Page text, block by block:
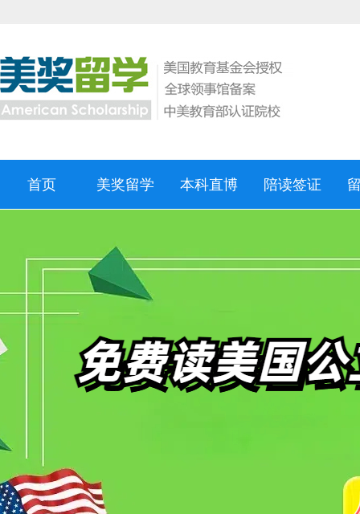
首页 美奖留学 本科直博 陪读签证